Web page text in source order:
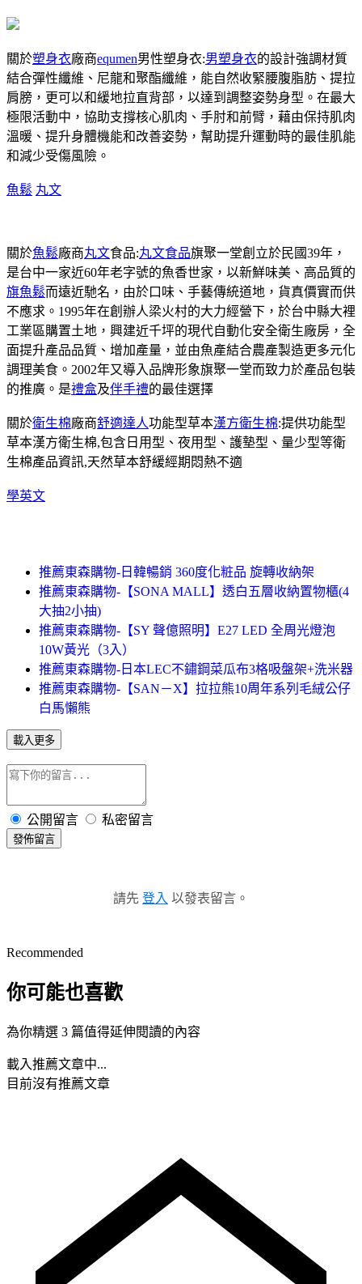
關於塑身衣廠商equmen男性塑身衣:男塑身衣的設計強調材質
結合彈性纖維、尼龍和聚酯纖維，能自然收緊腰腹脂肪、提拉
肩膀，更可以和緩地拉直背部，以達到調整姿勢身型。在最大
極限活動中，協助支撐核心肌肉、手肘和前臂，藉由保持肌肉
溫暖、提升身體機能和改善姿勢，幫助提升運動時的最佳肌能
和減少受傷風險。
魚鬆 丸文
關於魚鬆廠商丸文食品:丸文食品旗聚一堂創立於民國39年，
是台中一家近60年老字號的魚香世家，以新鮮味美、高品質的
旗魚鬆而遠近馳名，由於口味、手藝傳統道地，貨真價實而供
不應求。1995年在創辦人梁火村的大力經營下，於台中縣大裡
工業區購置土地，興建近千坪的現代自動化安全衛生廠房，全
面提升產品品質、增加產量，並由魚產結合農產製造更多元化
調理美食。2002年又導入品牌形象旗聚一堂而致力於產品包裝
的推廣。是禮盒及伴手禮的最佳選擇
關於衛生棉廠商舒適達人功能型草本漢方衛生棉:提供功能型
草本漢方衛生棉,包含日用型、夜用型、護墊型、量少型等衛
生棉產品資訊,天然草本舒緩經期悶熱不適
學英文
推薦東森購物-日韓暢銷 360度化粧品 旋轉收納架
推薦東森購物-【SONA MALL】透白五層收納置物櫃(4
大抽2小抽)
推薦東森購物-【SY 聲億照明】E27 LED 全周光燈泡
10W黃光（3入）
推薦東森購物-日本LEC不鏽鋼菜瓜布3格吸盤架+洗米器
推薦東森購物-【SAN－X】拉拉熊10周年系列毛絨公仔
白馬懶熊
載入更多
公開留言 私密留言
發佈留言
請先 登入 以發表留言。
Recommended
你可能也喜歡
為你精選 3 篇值得延伸閱讀的內容
載入推薦文章中...
目前沒有推薦文章